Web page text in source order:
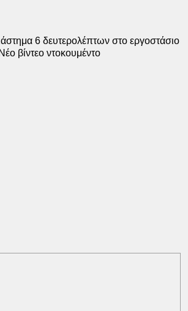
6 δευτερολέπτων στο εργοστάσιο
βίντεο ντοκουμέντο